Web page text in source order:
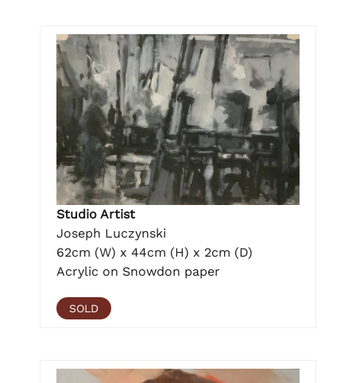
Studio Artist
Joseph Luczynski
62cm (W) x 44cm (H) x 2cm (D)
Acrylic on Snowdon paper
SOLD